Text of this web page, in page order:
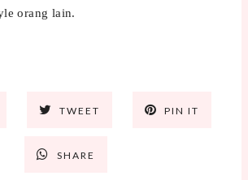
orang lain.
TWEET PIN IT
SHARE